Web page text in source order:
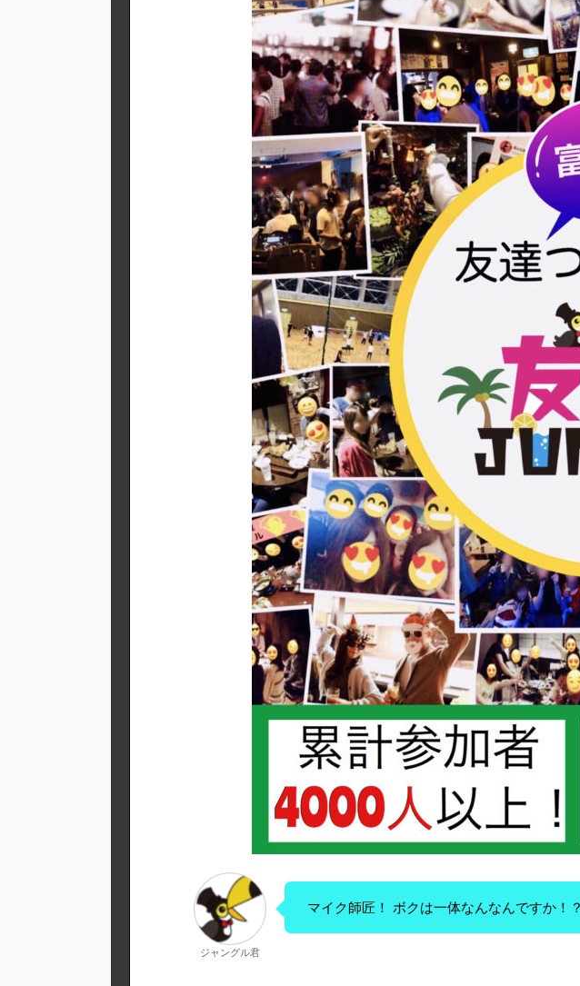
ジャングル君
マイク師匠！ ボクは一体なんなんですか！？